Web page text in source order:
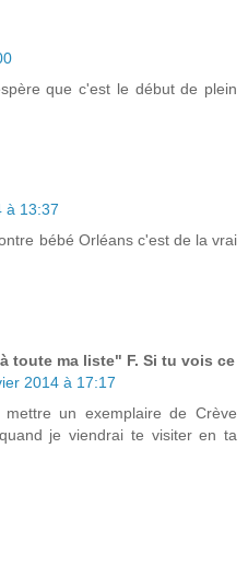
que c'est le début de plein
à 13:37
bébé Orléans c'est de la vrai
toute ma liste" F. Si tu vois ce
2014 à 17:17
un exemplaire de Crève
je viendrai te visiter en ta